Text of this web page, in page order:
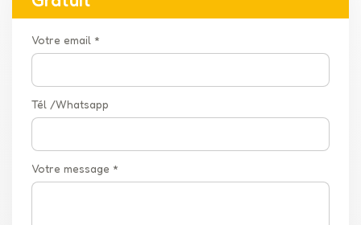
poussette qui se plie ? Celle-ci se plie. plat en quelques
secondes— Aucune étape compliquée. Idéal pour les voyages
s'adaptent aux terrains accidentésRoues avant : Mousse EVA
de 8 pouces (silencieuse et lisse)Roues arrière : Pneus à
trottoir)Prime: Le le panneau supérieur en maille s'ouvre à
moitié, pour que vos chiens puissent prendre l'air frais sans
s'échapper.À qui s'adresse cette poussette ?✅ Chiens âgés ou
Votre email *
Tél /Whatsapp
Votre message *